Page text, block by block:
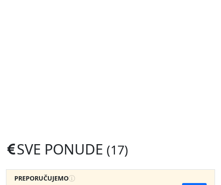
SVE PONUDE (17)
PREPORUČUJEMO